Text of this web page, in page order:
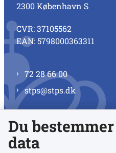
2300 København S
CVR: 37105562
EAN: 5798000363311
72 28 66 00
stps@stps.dk
Se alle kontaktnumre
Du
data